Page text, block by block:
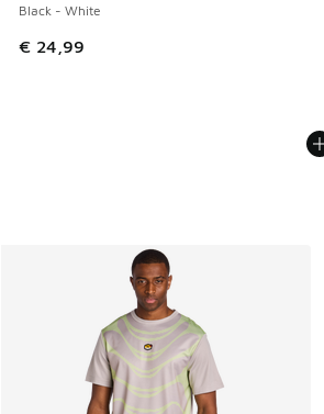
Black - White
€ 24,99